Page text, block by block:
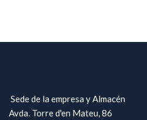
Sede de la empresa y Almacén
Avda. Torre d'en Mateu, 86